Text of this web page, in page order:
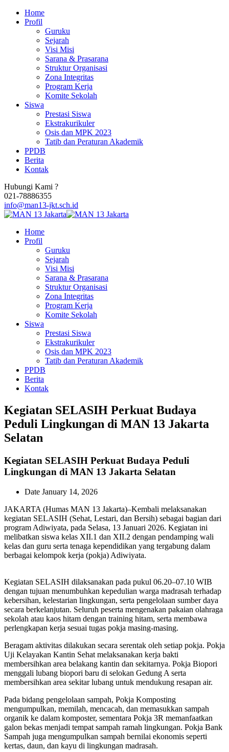
Home
Profil
Guruku
Sejarah
Visi Misi
Sarana & Prasarana
Struktur Organisasi
Zona Integritas
Program Kerja
Komite Sekolah
Siswa
Prestasi Siswa
Ekstrakurikuler
Osis dan MPK 2023
Tatib dan Peraturan Akademik
PPDB
Berita
Kontak
Hubungi Kami ?
021-78886355
info@man13-jkt.sch.id
Home
Profil
Guruku
Sejarah
Visi Misi
Sarana & Prasarana
Struktur Organisasi
Zona Integritas
Program Kerja
Komite Sekolah
Siswa
Prestasi Siswa
Ekstrakurikuler
Osis dan MPK 2023
Tatib dan Peraturan Akademik
PPDB
Berita
Kontak
Kegiatan SELASIH Perkuat Budaya
Peduli Lingkungan di MAN 13 Jakarta
Selatan
Kegiatan SELASIH Perkuat Budaya Peduli
Lingkungan di MAN 13 Jakarta Selatan
Date January 14, 2026
JAKARTA (Humas MAN 13 Jakarta)–Kembali melaksanakan
kegiatan SELASIH (Sehat, Lestari, dan Bersih) sebagai bagian dari
program Adiwiyata, pada Selasa, 13 Januari 2026. Kegiatan ini
melibatkan siswa kelas XII.1 dan XII.2 dengan pendamping wali
kelas dan guru serta tenaga kependidikan yang tergabung dalam
berbagai kelompok kerja (pokja) Adiwiyata.
Kegiatan SELASIH dilaksanakan pada pukul 06.20–07.10 WIB
dengan tujuan menumbuhkan kepedulian warga madrasah terhadap
kebersihan, kelestarian lingkungan, serta pengelolaan sumber daya
secara berkelanjutan. Seluruh peserta mengenakan pakaian olahraga
sekolah atau kaos hitam dengan training hitam, serta membawa
perlengkapan kerja sesuai tugas pokja masing-masing.
Beragam aktivitas dilakukan secara serentak oleh setiap pokja. Pokja
Uji Kelayakan Kantin Sehat melaksanakan kerja bakti
membersihkan area belakang kantin dan sekitarnya. Pokja Biopori
menggali lubang biopori baru di selokan Gedung A serta
membersihkan area sekitar lubang untuk mendukung resapan air.
Pada bidang pengelolaan sampah, Pokja Komposting
mengumpulkan, memilah, mencacah, dan memasukkan sampah
organik ke dalam komposter, sementara Pokja 3R memanfaatkan
galon bekas menjadi tempat sampah ramah lingkungan. Pokja Bank
Sampah juga mengumpulkan sampah bernilai ekonomis seperti
kertas, daun, dan kayu di lingkungan madrasah.